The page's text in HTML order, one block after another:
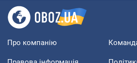
Про компанію